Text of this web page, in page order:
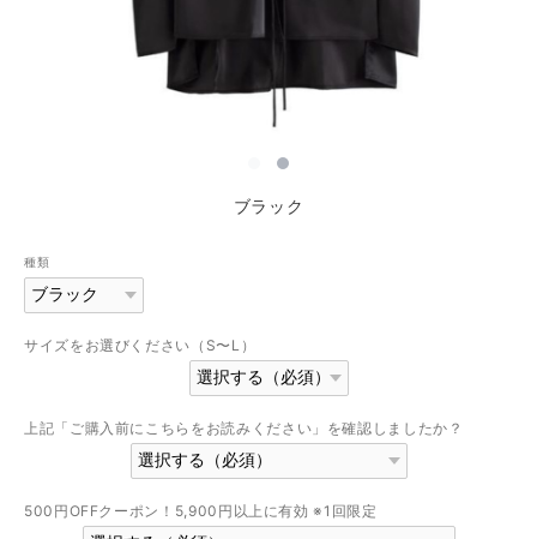
ブラック
種類
サイズをお選びください（S〜L）
上記「ご購入前にこちらをお読みください」を確認しましたか？
500円OFFクーポン！5,900円以上に有効 ※1回限定